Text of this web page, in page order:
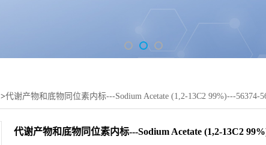
>代谢产物和底物同位素内标---Sodium Acetate (1,2-13C2 99%)---56374-
代谢产物和底物同位素内标---Sodium Acetate (1,2-13C2